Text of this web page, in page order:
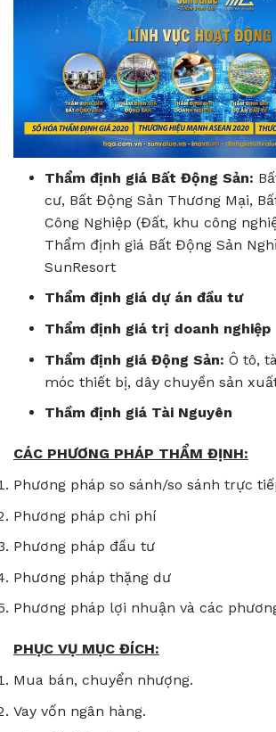
Thẩm định giá Bất Động Sản:
cư, Bất Động Sản Thương Mại,
Công Nghiệp (Đất, khu công
Thẩm định giá Bất Động Sản
SunResort
Thẩm định giá dự án đầu tư
Thẩm định giá trị doanh nghiệp
Thẩm định giá Động Sản: Ô tô,
móc thiết bị, dây chuyền sản
Thầm định giá Tài Nguyên
CÁC PHƯƠNG PHÁP THẨM ĐỊNH:
Phương pháp so sánh/so sánh trực
Phương pháp chi phí
Phương pháp đầu tư
Phương pháp thặng dư
Phương pháp lợi nhuận và các
PHỤC VỤ MỤC ĐÍCH:
Mua bán, chuyển nhượng.
Vay vốn ngân hàng.